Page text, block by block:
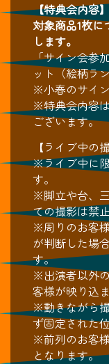
【特典会内容
対象商品1枚
します。
「サイン会参
ット（絵柄ラ
※小春のサイ
※特典会内容
ございます。
【ライブ中の
※ライブ中に
す。
※脚立や台、
ての撮影は禁
※周りのお客
が判断した場
す。
※出演者以外
客様が映り込
※動きながら
ず固定された
※前列のお客
となります。